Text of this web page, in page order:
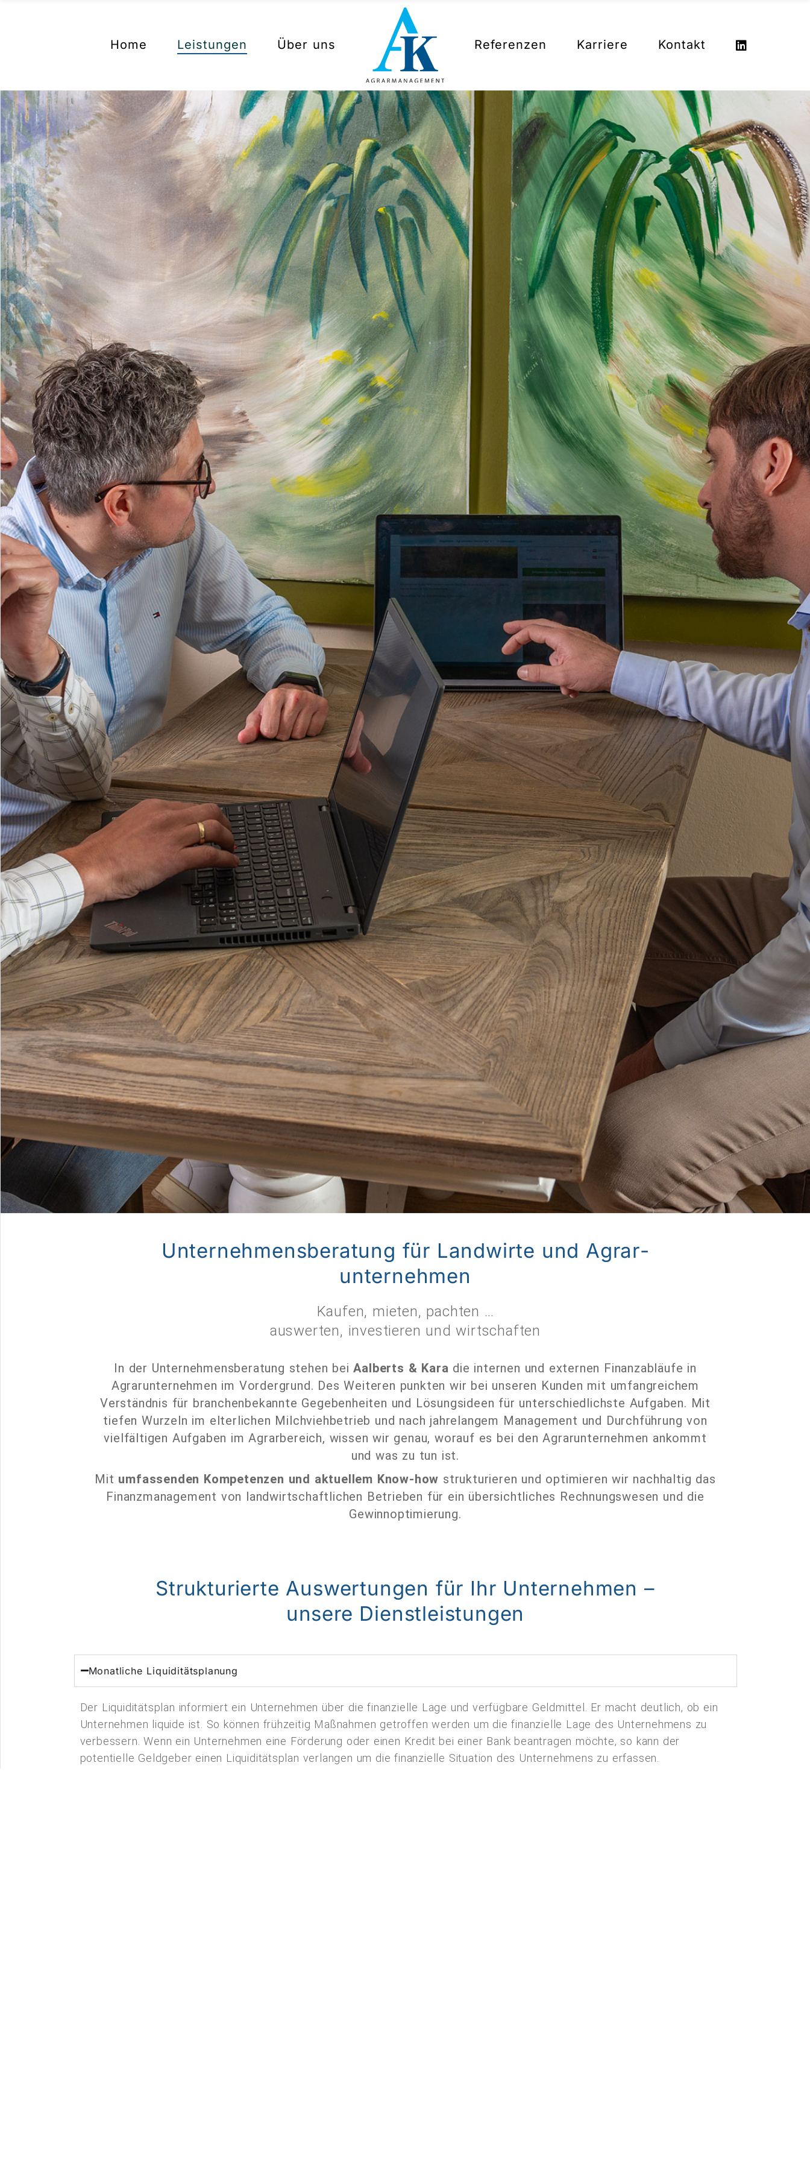
Home Leistungen
Unternehmensberatung
Finanzbuchhaltung
Lohnbuchhaltung
Jahresabschlüsse
Förderungen
Erneuerbare Energien
Über uns Referenzen Karriere Kontakt
Impressum
Datenschutz
Finanzbuchhaltung
Jahresabschlüsse
Förderungen
Erneuerbare Energien
Unternehmens­beratung für Landwirte und Agrar­
unternehmen
Kaufen, mieten, pachten …
auswerten, investieren und wirtschaften
In der Unternehmensberatung stehen beiAalberts & Kara die internen und externen Finanzabläufe in
Agrarunternehmen im Vordergrund. Des Weiteren punkten wir bei unseren Kunden mit umfangreichem
Verständnis für branchenbekannte Gegebenheiten und Lösungsideen für unterschiedlichste Aufgaben. Mit
tiefen Wurzeln im elterlichen Milchviehbetrieb und nach jahrelangem Management und Durchführung von
vielfältigen Aufgaben im Agrarbereich, wissen wir genau, worauf es bei den Agrarunternehmen ankommt
und was zu tun ist.
Mit umfassenden Kompetenzen und aktuellem Know-how strukturieren und optimieren wir nachhaltig das
Finanzmanagement von landwirtschaftlichen Betrieben für ein übersichtliches Rechnungswesen und die
Gewinnoptimierung.
Strukturierte Auswertungen für Ihr Unternehmen –
unsere Dienstleistungen
Monatliche Liquiditätsplanung
Der Liquiditätsplan informiert ein Unternehmen über die finanzielle Lage und verfügbare Geldmittel. Er macht deutlich, ob ein
Unternehmen liquide ist. So können frühzeitig Maßnahmen getroffen werden um die finanzielle Lage des Unternehmens zu
verbessern. Wenn ein Unternehmen eine Förderung oder einen Kredit bei einer Bank beantragen möchte, so kann der
potentielle Geldgeber einen Liquiditätsplan verlangen um die finanzielle Situation des Unternehmens zu erfassen.